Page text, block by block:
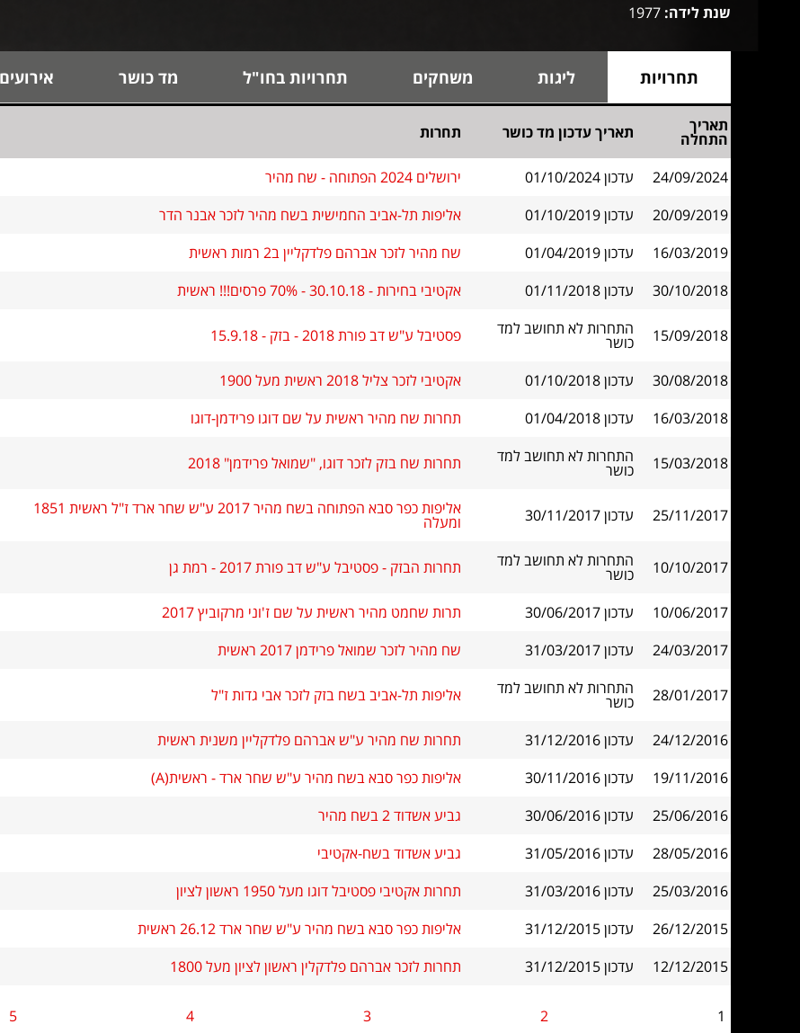
שנת לידה:
תחרויות ליגות משחקים תחרויות בחו"ל מד כושר
תאריך
התחלה תאריך עדכון מד כושר תחרות
24/09/2024 עדכון 01/10/2024 ירושלים 2024 הפתוחה - שח מהיר
20/09/2019
עדכון 01/10/2019 אליפות תל-אביב החמישית בשח מהיר לזכר אבנר הדר
16/03/2019
עדכון 01/04/2019 שח מהיר לזכר אברהם פלדקליין ב2 רמות ראשית
30/10/2018
עדכון 01/11/2018 אקטיבי בחירות - 30.10.18 - 70% פרסים!!! ראשית
15/09/2018 התחרות לא תחושב למד
כושר פסטיבל ע"ש דב פורת 2018 - בזק - 15.9.18
30/08/2018 עדכון 01/10/2018 אקטיבי לזכר צליל 2018 ראשית מעל 1900
16/03/2018
עדכון 01/04/2018 תחרות שח מהיר ראשית על שם דוגו פרידמן-דוגו
15/03/2018 התחרות לא תחושב למד
כושר תחרות שח בזק לזכר דוגו, "שמואל פרידמן" 2018
25/11/2017 עדכון 30/11/2017 אליפות כפר סבא הפתוחה בשח מהיר 2017 ע"ש שחר ארד ז"ל ראשית 1851
ומעלה
10/10/2017 התחרות לא תחושב למד
כושר תחרות הבזק - פסטיבל ע"ש דב פורת 2017 - רמת גן
10/06/2017 עדכון 30/06/2017 תרות שחמט מהיר ראשית על שם ז'וני מרקוביץ 2017
24/03/2017
עדכון 31/03/2017 שח מהיר לזכר שמואל פרידמן 2017 ראשית
28/01/2017 התחרות לא תחושב למד
כושר אליפות תל-אביב בשח בזק לזכר אבי גדות ז"ל
24/12/2016 עדכון 31/12/2016 תחרות שח מהיר ע"ש אברהם פלדקליין משנית ראשית
19/11/2016
עדכון 30/11/2016 אליפות כפר סבא בשח מהיר ע"ש שחר ארד - ראשית(A)
25/06/2016
עדכון 30/06/2016 גביע אשדוד 2 בשח מהיר
28/05/2016
עדכון 31/05/2016 גביע אשדוד בשח-אקטיבי
25/03/2016
עדכון 31/03/2016 תחרות אקטיבי פסטיבל דוגו מעל 1950 ראשון לציון
26/12/2015
עדכון 31/12/2015 אליפות כפר סבא בשח מהיר ע"ש שחר ארד 26.12 ראשית
12/12/2015
עדכון 31/12/2015 תחרות לזכר אברהם פלדקלין ראשון לציון מעל 1800
1
2
3
4
5